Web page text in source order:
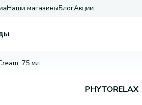
Наши магазиныБлогАкции
75 мл
PHYTORELAX